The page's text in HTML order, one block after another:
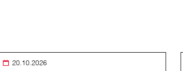
20.10.2026